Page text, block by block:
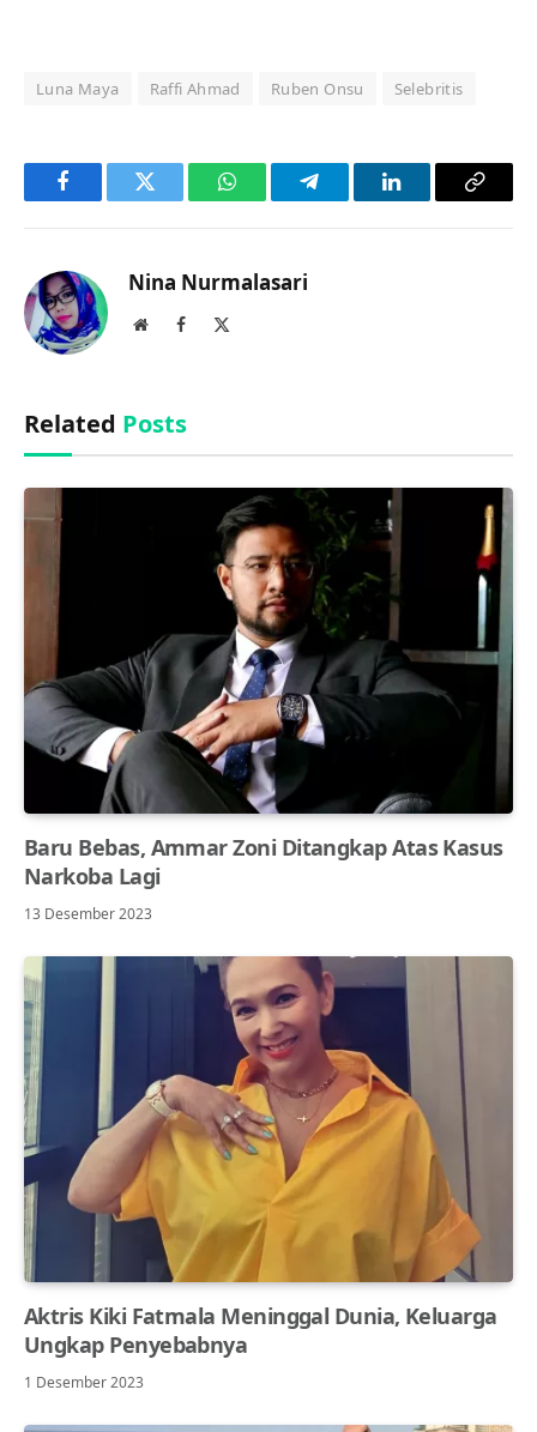
Luna Maya Raffi Ahmad Ruben Onsu Selebritis
FacebookTwitter WhatsAppTelegramLinkedInCopy
Nina Nurmalasari
WebsiteFacebook
Related Posts
Baru Bebas, Ammar Zoni Ditangkap Atas Kasus
Narkoba Lagi
13 Desember 2023
Aktris Kiki Fatmala Meninggal Dunia, Keluarga
Ungkap Penyebabnya
1 Desember 2023